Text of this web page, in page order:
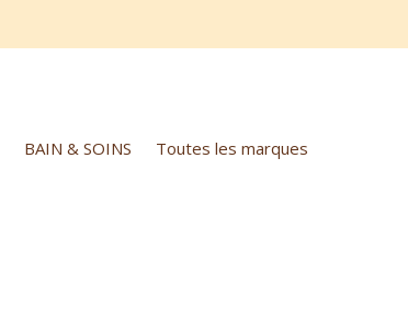
BAIN & SOINS Toutes les marques